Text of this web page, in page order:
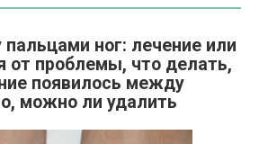
ног: лечение или
от проблемы, что делать,
появилось между
можно ли удалить